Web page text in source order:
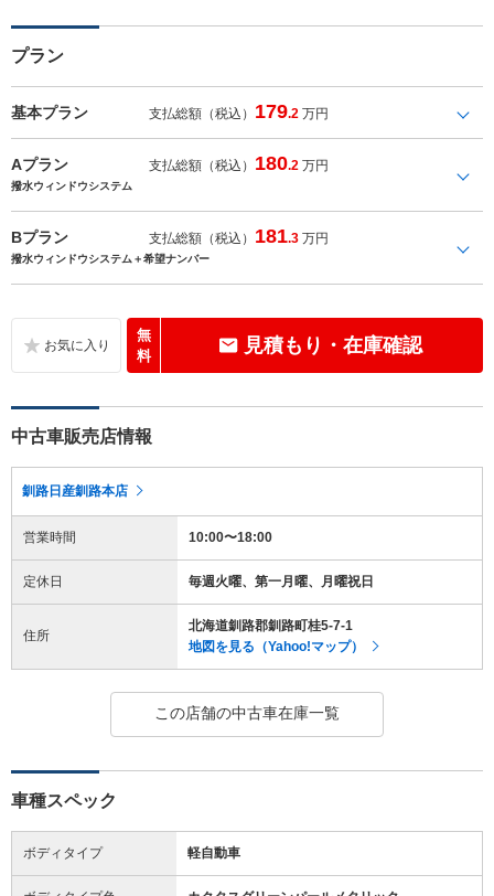
プラン
基本プラン 支払総額（税込） 179.2 万円
Aプラン 支払総額（税込） 180.2 万円
撥水ウィンドウシステム
Bプラン 支払総額（税込） 181.3 万円
撥水ウィンドウシステム＋希望ナンバー
無
料
見積もり・在庫確認
中古車販売店情報
釧路日産釧路本店
営業時間 10:00〜18:00
定休日 毎週火曜、第一月曜、月曜祝日
住所
北海道釧路郡釧路町桂5-7-1
地図を見る（Yahoo!マップ）
この店舗の中古車在庫一覧
車種スペック
ボディタイプ 軽自動車